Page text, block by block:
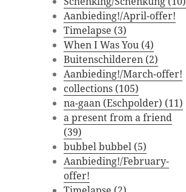
Aanbieding!/April-offer!
Timelapse (3)
When I Was You (4)
Buitenschilderen (2)
Aanbieding!/March-offer!
collections (105)
na-gaan (Eschpolder) (11)
a present from a friend
(39)
bubbel bubbel (5)
Aanbieding!/February-
offer!